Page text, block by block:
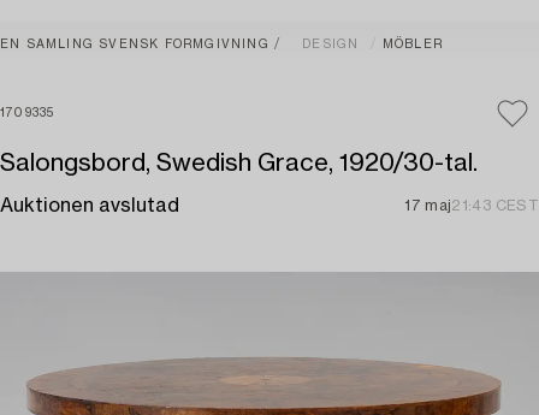
EN SAMLING SVENSK FORMGIVNING DESIGN MÖBLER
1709335
Salongsbord, Swedish Grace, 1920/30-tal.
Auktionen avslutad 17 maj21:43 CEST